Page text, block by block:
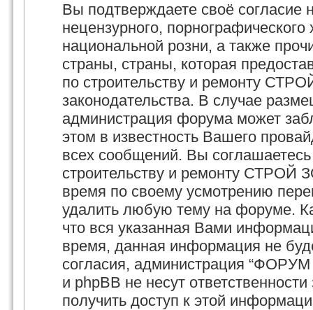
Вы подтверждаете своё согласие
нецензурного,
национальной розни, а также
страны, страны, которая
по строительству и ремонту
законодательства. В случае
администрация форума может
этом в известность Вашего
всех сообщений. Вы
строительству и ремонту СТРОЙ
время по своему усмотрению
удалить любую тему на форуме.
что вся указанная Вами
время, данная информация не
согласия, администрация
и phpBB не несут
получить доступ к этой